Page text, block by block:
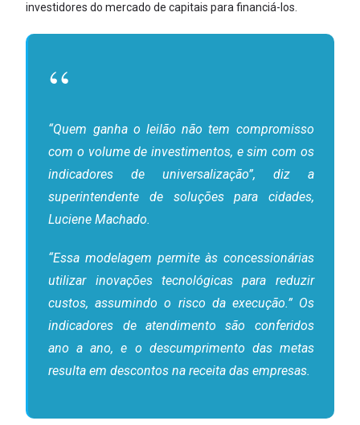
investidores do mercado de capitais para financiá-los.
“Quem ganha o leilão não tem compromisso
com o volume de investimentos, e sim com os
indicadores de universalização”, diz a
superintendente de soluções para cidades,
Luciene Machado.
“Essa modelagem permite às concessionárias
utilizar inovações tecnológicas para reduzir
custos, assumindo o risco da execução.” Os
indicadores de atendimento são conferidos
ano a ano, e o descumprimento das metas
resulta em descontos na receita das empresas.